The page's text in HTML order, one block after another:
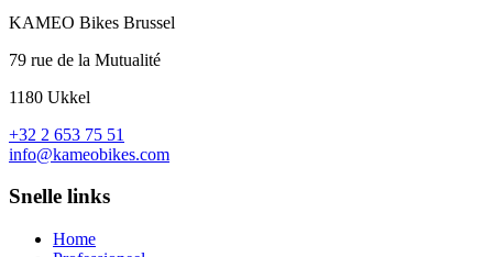
KAMEO Bikes Brussel
79 rue de la Mutualité
1180 Ukkel
+32 2 653 75 51
info@kameobikes.com
Snelle links
Home